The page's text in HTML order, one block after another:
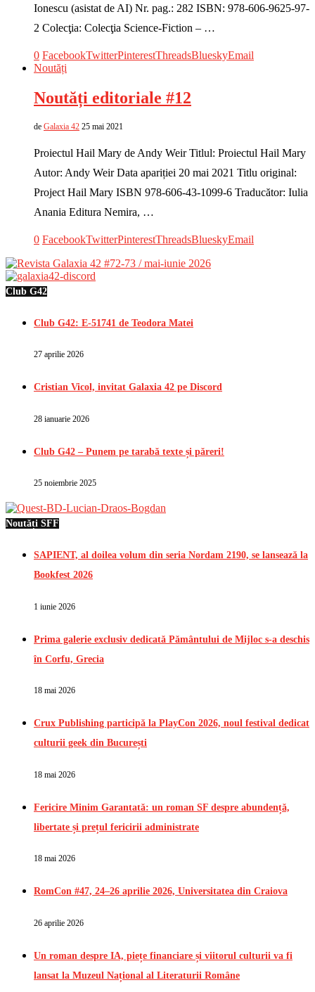
Ionescu (asistat de AI) Nr. pag.: 282 ISBN: 978-606-9625-97-
2 Colecţia: Colecţia Science-Fiction – …
0 FacebookTwitterPinterestThreadsBlueskyEmail
Noutăți
Noutăți editoriale #12
de Galaxia 42 25 mai 2021
Proiectul Hail Mary de Andy Weir Titlul: Proiectul Hail Mary
Autor: Andy Weir Data apariției 20 mai 2021 Titlu original:
Project Hail Mary ISBN 978-606-43-1099-6 Traducător: Iulia
Anania Editura Nemira, …
0 FacebookTwitterPinterestThreadsBlueskyEmail
Club G42
Club G42: E-51741 de Teodora Matei
27 aprilie 2026
Cristian Vicol, invitat Galaxia 42 pe Discord
28 ianuarie 2026
Club G42 – Punem pe tarabă texte și păreri!
25 noiembrie 2025
Noutăți SFF
SAPIENT, al doilea volum din seria Nordam 2190, se lansează la
Bookfest 2026
1 iunie 2026
Prima galerie exclusiv dedicată Pământului de Mijloc s-a deschis
în Corfu, Grecia
18 mai 2026
Crux Publishing participă la PlayCon 2026, noul festival dedicat
culturii geek din București
18 mai 2026
Fericire Minim Garantată: un roman SF despre abundență,
libertate și prețul fericirii administrate
18 mai 2026
RomCon #47, 24–26 aprilie 2026, Universitatea din Craiova
26 aprilie 2026
Un roman despre IA, piețe financiare și viitorul culturii va fi
lansat la Muzeul Național al Literaturii Române